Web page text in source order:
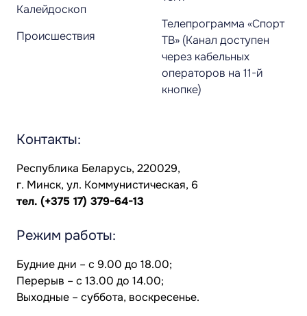
Калейдоскоп
Происшествия
Телепрограмма «Спорт
ТВ» (Канал доступен
через кабельных
операторов на 11-й
кнопке)
Контакты:
Республика Беларусь, 220029,
г. Минск, ул. Коммунистическая, 6
тел. (+375 17) 379-64-13
Режим работы:
Будние дни – с 9.00 до 18.00;
Перерыв – с 13.00 до 14.00;
Выходные – суббота, воскресенье.